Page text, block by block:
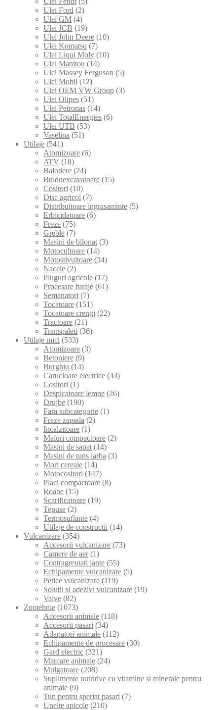
Ulei Ford (2)
Ulei GM (4)
Ulei JCB (19)
Ulei John Deere (10)
Ulei Komatsu (7)
Ulei Liqui Moly (10)
Ulei Manitou (14)
Ulei Massey Ferguson (5)
Ulei Mobil (12)
Ulei OEM VW Group (3)
Ulei Olipes (51)
Ulei Petronas (14)
Ulei TotalEnergies (6)
Ulei UTB (53)
Vaselina (51)
Utilaje (541)
Atomizoare (6)
ATV (18)
Balotiere (24)
Buldoexcavatoare (15)
Cositori (10)
Disc agricol (7)
Distribuitoare ingrasaminte (5)
Erbicidatoare (6)
Freze (75)
Greble (7)
Masini de bilonat (3)
Motocultoare (14)
Motostivuitoare (34)
Nacele (2)
Pluguri agricole (17)
Procesare furaje (61)
Semanatori (7)
Tocatoare (151)
Tocatoare crengi (22)
Tractoare (21)
Transpaleti (36)
Utilaje mici (533)
Atomizoare (3)
Betoniere (9)
Burghiu (14)
Carucioare electrice (44)
Cositori (1)
Despicatoare lemne (26)
Drujbe (190)
Fara subcategorie (1)
Freze zapada (2)
Incalzitoare (1)
Maiuri compactoare (2)
Masini de sapat (14)
Masini de tuns iarba (3)
Mori cereale (14)
Motocositori (147)
Placi compactoare (8)
Roabe (15)
Scarificatoare (19)
Tepuse (2)
Termosuflante (4)
Utilaje de constructii (14)
Vulcanizare (354)
Accesorii vulcanizare (73)
Camere de aer (1)
Contragreutati jante (55)
Echipamente vulcanizare (5)
Petice vulcanizare (119)
Solutii si adezivi vulcanizare (19)
Valve (82)
Zootehnie (1073)
Accesorii animale (118)
Accesorii pasari (34)
Adapatori animale (112)
Echipamente de procesare (30)
Gard electric (321)
Marcare animale (24)
Mulgatoare (208)
Suplimente nutritive cu vitamine si minerale pentru
animale (9)
Tun pentru speriat pasari (7)
Unelte apicole (210)